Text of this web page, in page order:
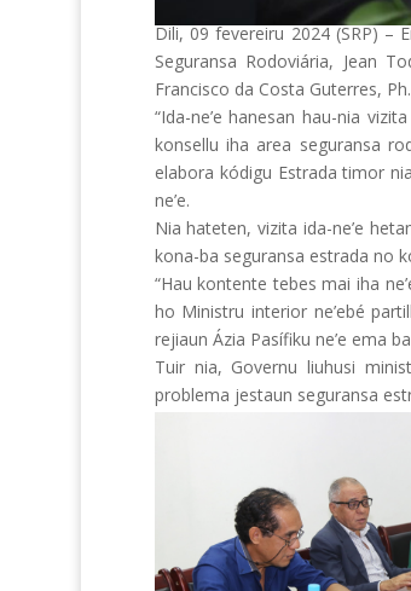
Dili, 09 fevereiru 2024 (SRP) –
Seguransa Rodoviária, Jean
Francisco da Costa Guterres,
“Ida-ne’e hanesan hau-nia
konsellu iha area seguransa
elabora kódigu Estrada timor
ne’e.
Nia hateten, vizita ida-ne’e
kona-ba seguransa estrada no
“Hau kontente tebes mai iha
ho Ministru interior ne’ebé
rejiaun Ázia Pasífiku ne’e ema
Tuir nia, Governu liuhusi
problema jestaun seguransa